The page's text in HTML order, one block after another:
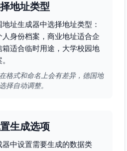
地址类型
址生成器中选择地址类型：
身份档案，商业地址适合企
适合临时用途，大学校园地
格式和命名上会有差异，德国地
择自动调整。
生成选项
中设置需要生成的数据类